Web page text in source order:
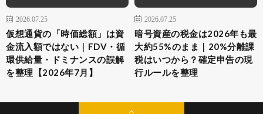
2026.07.25
仮想通貨の「時価総額」は資
金流入額ではない｜FDV・循
環供給量・ドミナンスの誤解
を整理【2026年7月】
2026.07.25
暗号資産の税金は2026年も最
大約55%のまま｜20%分離課
税はいつから？確定申告の現
行ルールを整理